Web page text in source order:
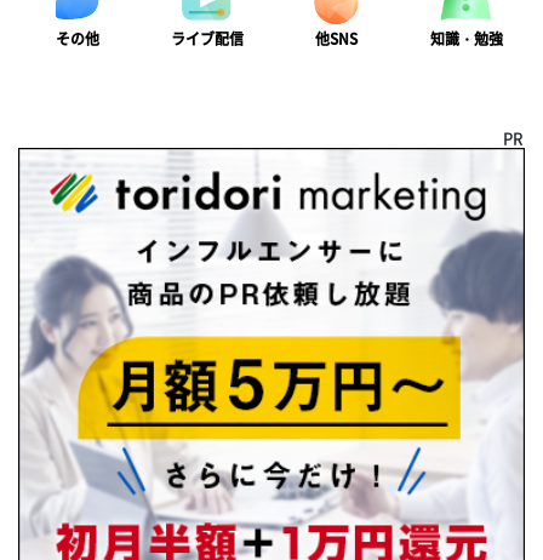
その他 ライブ配信 他SNS 知識・勉強
PR